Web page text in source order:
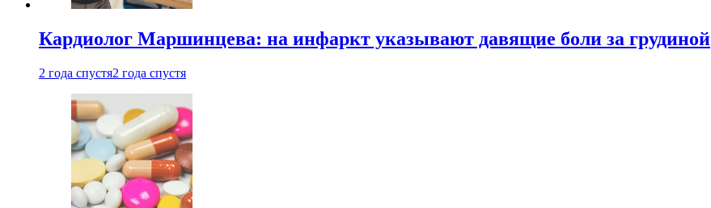
Кардиолог Маршинцева: на инфаркт указывают давящие боли за грудиной
2 года спустя2 года спустя